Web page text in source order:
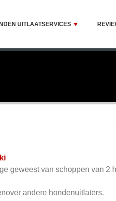
UITLAATSERVICES
geweest van schoppen van 2
andere hondenuitlaters.